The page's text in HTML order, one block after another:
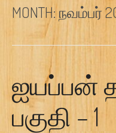
MONTH: நவம்பர்
ஐயப்பன்
பகுதி – 1